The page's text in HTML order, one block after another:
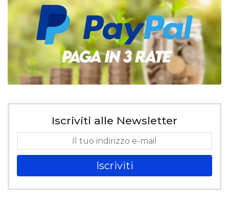
Iscriviti alle Newsletter
Iscriviti